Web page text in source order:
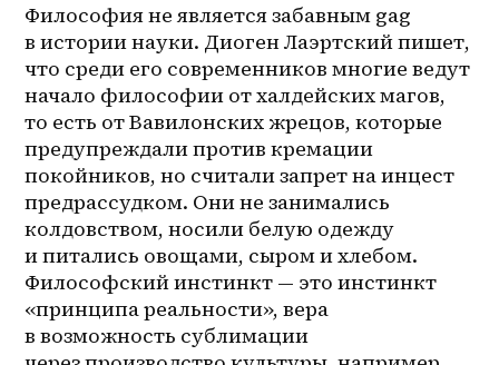
Философия не является забавным gag
в истории науки. Диоген Лаэртский пишет,
что среди его современников многие ведут
начало философии от халдейских магов,
то есть от Вавилонских жрецов, которые
предупреждали против кремации
покойников, но считали запрет на инцест
предрассудком. Они не занимались
колдовством, носили белую одежду
и питались овощами, сыром и хлебом.
Философский инстинкт — это инстинкт
«принципа реальности», вера
в возможность сублимации